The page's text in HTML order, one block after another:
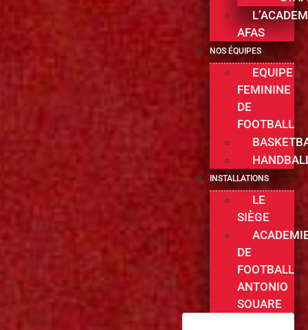
AFAS
NOS ÉQUIPES
EQUIPE
FEMININE
DE
FOOTBALL
INSTALLATIONS
LE
SIÈGE
DE
FOOTBALL
ANTONIO
SOUARE